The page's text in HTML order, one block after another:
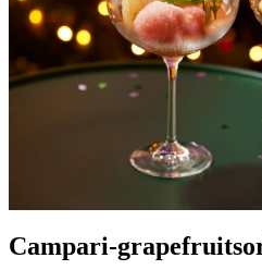
Campari-